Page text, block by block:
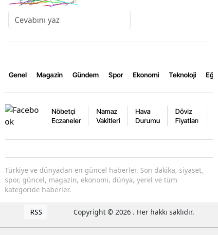
Genel Magazin Gündem Spor Ekonomi Teknoloji
Nöbetçi
Eczaneler
Namaz
Vakitleri
Hava
Durumu
Döviz
Fiyatları
Türkiye ve dünyadan en güncel haberler. Son dakika, siyaset,
spor, güncel, magazin, ekonomi, dünya, yerel ve tüm
kategoride haberler.
RSS Copyright © 2026 . Her hakkı saklıdır.